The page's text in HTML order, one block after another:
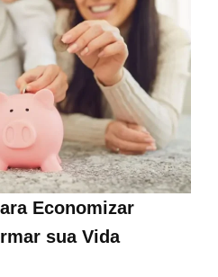
Economizar
sua Vida